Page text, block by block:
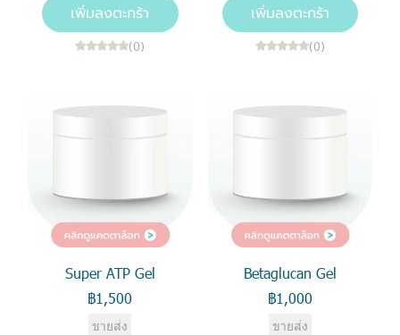
เพิ่มลงตะกร้า
(0)
เพิ่มลงตะกร้า
(0)
Super ATP Gel
฿1,500
ขายส่ง
Betaglucan Gel
฿1,000
ขายส่ง